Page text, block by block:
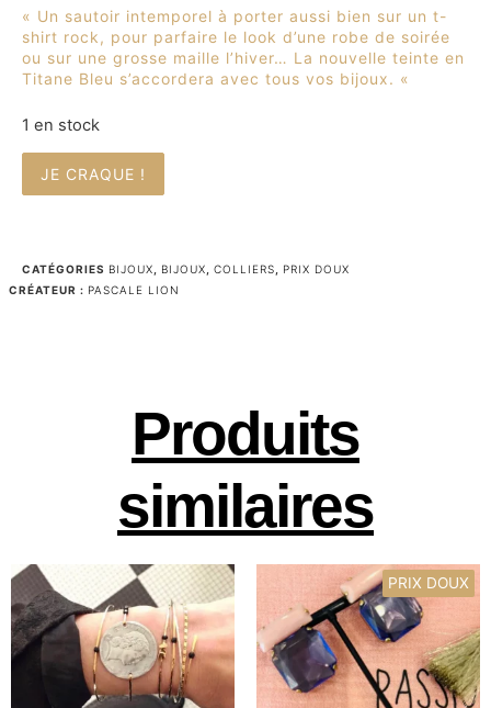
« Un sautoir intemporel à porter aussi bien sur un t-
shirt rock, pour parfaire le look d’une robe de soirée
ou sur une grosse maille l’hiver… La nouvelle teinte en
Titane Bleu s’accordera avec tous vos bijoux. «
1 en stock
JE CRAQUE !
CATÉGORIES BIJOUX BIJOUX COLLIERS
PRIX DOUX
CRÉATEUR : PASCALE LION
Produits
similaires
PRIX DOUX